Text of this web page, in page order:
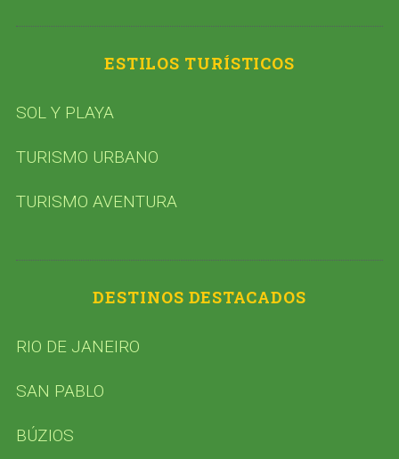
ESTILOS TURÍSTICOS
SOL Y PLAYA
TURISMO URBANO
TURISMO AVENTURA
DESTINOS DESTACADOS
RIO DE JANEIRO
SAN PABLO
BÚZIOS